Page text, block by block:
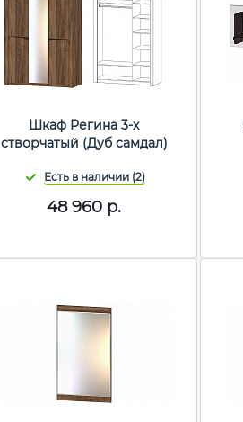
Шкаф Регина 3-х
створчатый (Дуб самдал)
48 960 р.